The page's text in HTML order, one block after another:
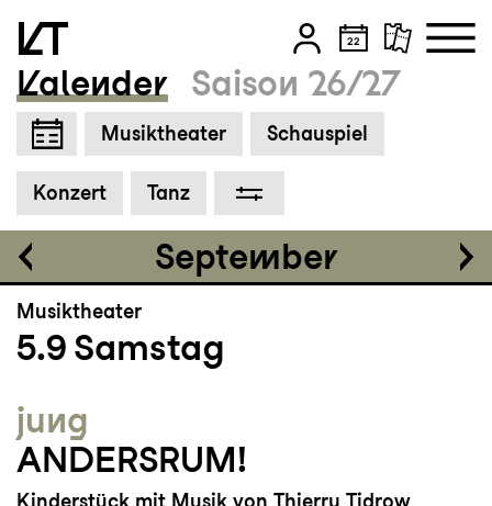
Zum Hauptinhalt springen
Zum Footer springen
Kalender Saison 26/27
Musiktheater Schauspiel
Konzert Tanz
September
Einführung 18:30
Tickets
CHF 35-75
Musiktheater
5.9 Samstag
jung
ANDERSRUM!
Kinderstück mit Musik von Thierry Tidrow